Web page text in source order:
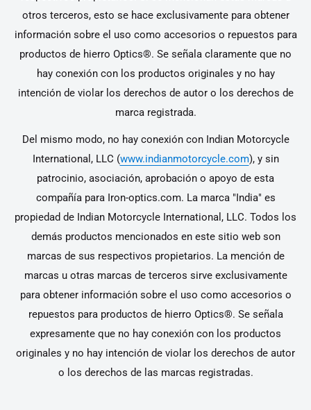
otros terceros, esto se hace exclusivamente para obtener
información sobre el uso como accesorios o repuestos para
productos de hierro Optics®. Se señala claramente que no
hay conexión con los productos originales y no hay
intención de violar los derechos de autor o los derechos de
marca registrada.
Del mismo modo, no hay conexión con Indian Motorcycle
International, LLC (www.indianmotorcycle.com), y sin
patrocinio, asociación, aprobación o apoyo de esta
compañía para Iron-optics.com. La marca "India" es
propiedad de Indian Motorcycle International, LLC. Todos los
demás productos mencionados en este sitio web son
marcas de sus respectivos propietarios. La mención de
marcas u otras marcas de terceros sirve exclusivamente
para obtener información sobre el uso como accesorios o
repuestos para productos de hierro Optics®. Se señala
expresamente que no hay conexión con los productos
originales y no hay intención de violar los derechos de autor
o los derechos de las marcas registradas.